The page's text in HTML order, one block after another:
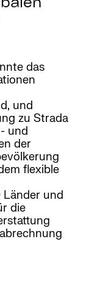
das
und
zu Strada
und
der
flexible
Länder und
die